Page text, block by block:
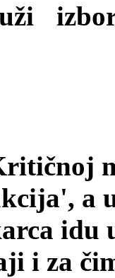
a
idu
i za